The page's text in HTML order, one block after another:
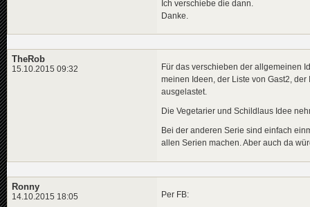
Ich verschiebe die dann.
Danke.
TheRob
15.10.2015 09:32
Für das verschieben der allgemeinen
meinen Ideen, der Liste von Gast2,
ausgelastet.
Die Vegetarier und Schildlaus Idee
Bei der anderen Serie sind einfach
allen Serien machen. Aber auch da
Ronny
14.10.2015 18:05
Per FB: